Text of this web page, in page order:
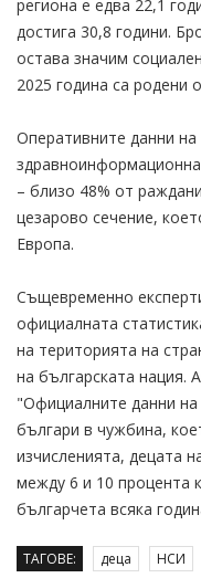
региона е едва 22,1
достига 30,8 години.
остава значим
2025 година са родени
Оперативните данни
– близо 48% от
цезарово сечение,
Европа.
Същевременно
официалната
на територията на
на българската нация.
"Официалните данни
българи в чужбина,
изчисленията, децата
между 6 и 10 процента
българчета всяка
ТАГОВЕ: деца НСИ